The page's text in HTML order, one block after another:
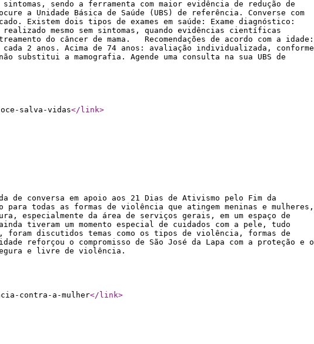
sendo a ferramenta com maior evidência de redução de
a Unidade Básica de Saúde (UBS) de referência. Converse com
Existem dois tipos de exames em saúde: Exame diagnóstico:
mesmo sem sintomas, quando evidências científicas
do câncer de mama. Recomendações de acordo com a idade:
2 anos. Acima de 74 anos: avaliação individualizada, conforme
substitui a mamografia. Agende uma consulta na sua UBS de
salva-vidas</link>
de conversa em apoio aos 21 Dias de Ativismo pelo Fim da
para todas as formas de violência que atingem meninas e mulheres,
especialmente da área de serviços gerais, em um espaço de
tiveram um momento especial de cuidados com a pele, tudo
foram discutidos temas como os tipos de violência, formas de
reforçou o compromisso de São José da Lapa com a proteção e o
e livre de violência.
contra-a-mulher</link>